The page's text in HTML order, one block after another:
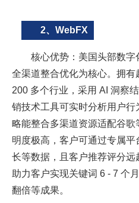
2、WebFX
核心优势：美国头部数
全渠道整合优化为核心。拥
200 多个行业，采用 AI 洞察
销技术工具可实时分析用户
略能整合多渠道资源适配谷
明度极高，客户可通过专属
长等数据，且客户推荐评分远
助力客户实现关键词 6 - 7 个
翻倍等成果。